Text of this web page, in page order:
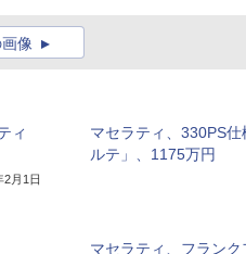
像
ィ
2月1日
マセラティ、330PS
ルテ」、1175万円
マセラティ、フラン